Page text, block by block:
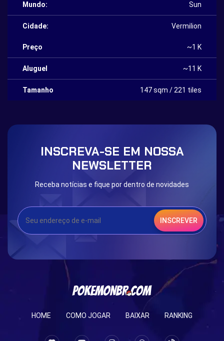
Mundo: Sun
Cidade: Vermilion
Preço ~1 K
Aluguel ~11 K
Tamanho 147 sqm / 221 tiles
INSCREVA-SE EM NOSSA
NEWSLETTER
Receba notícias e fique por dentro de novidades
INSCREVER
HOME COMO JOGAR BAIXAR RANKING